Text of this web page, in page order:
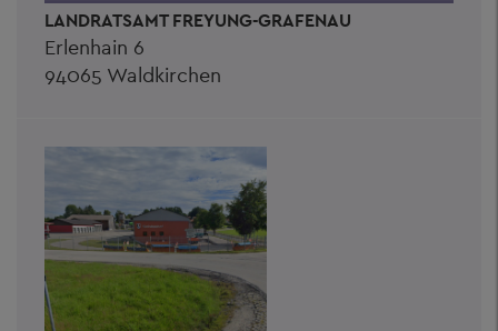
LANDRATSAMT FREYUNG-GRAFENAU
Erlenhain 6
94065 Waldkirchen